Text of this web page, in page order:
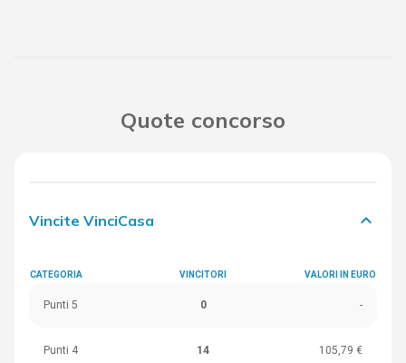
Quote concorso
Vincite VinciCasa keyboard_arrow_down
CATEGORIA VINCITORI VALORI IN EURO
Punti 5 0 -
Punti 4 14 105,79 €